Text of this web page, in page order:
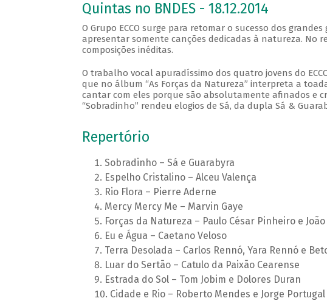
Quintas no BNDES - 18.12.2014
O Grupo ECCO surge para retomar o sucesso dos
apresentar somente canções dedicadas à natureza. No
composições inéditas.
O trabalho vocal apuradíssimo dos quatro jovens do
que no álbum “As Forças da Natureza” interpreta a
cantar com eles porque são absolutamente afinados e
“Sobradinho” rendeu elogios de Sá, da dupla Sá &
Repertório
Sobradinho – Sá e Guarabyra
Espelho Cristalino – Alceu Valença
Rio Flora – Pierre Aderne
Mercy Mercy Me – Marvin Gaye
Forças da Natureza – Paulo César Pinheiro e
Eu e Água – Caetano Veloso
Terra Desolada – Carlos Rennó, Yara Rennó e
Luar do Sertão – Catulo da Paixão Cearense
Estrada do Sol – Tom Jobim e Dolores Duran
Cidade e Rio – Roberto Mendes e Jorge Portugal